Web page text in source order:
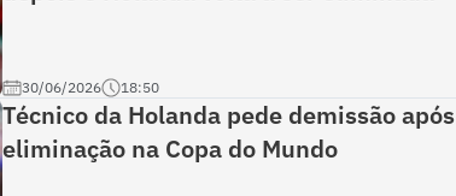
30/06/2026 18:50
Técnico da Holanda pede demissão após
eliminação na Copa do Mundo